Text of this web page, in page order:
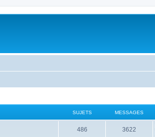
SUJETS MESSAGES
486 3622